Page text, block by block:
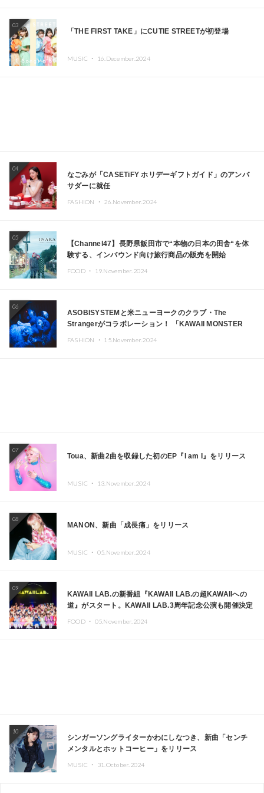
03
「THE FIRST TAKE」にCUTIE STREETが初登場
MUSIC ・ 16.December.2024
04
なごみが「CASETiFY ホリデーギフトガイド」のアンバ
サダーに就任
FASHION ・ 26.November.2024
05
【Channel47】長野県飯田市で“本物の日本の田舎“を体
験する、インバウンド向け旅行商品の販売を開始
FOOD ・ 19.November.2024
06
ASOBISYSTEMと米ニューヨークのクラブ・The
Strangerがコラボレーション！ 「KAWAII MONSTER
FASHION ・ 15.November.2024
07
Toua、新曲2曲を収録した初のEP『I am I』をリリース
MUSIC ・ 13.November.2024
08
MANON、新曲「成長痛」をリリース
MUSIC ・ 05.November.2024
09
KAWAII LAB.の新番組『KAWAII LAB.の超KAWAIIへの
道』がスタート。KAWAII LAB.3周年記念公演も開催決定
FOOD ・ 05.November.2024
10
シンガーソングライターかわにしなつき、新曲「センチ
メンタルとホットコーヒー」をリリース
MUSIC ・ 31.October.2024